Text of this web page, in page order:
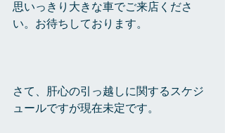
思いっきり大きな車でご来店くださ
い。お待ちしております。
さて、肝心の引っ越しに関するスケジ
ュールですが現在未定です。